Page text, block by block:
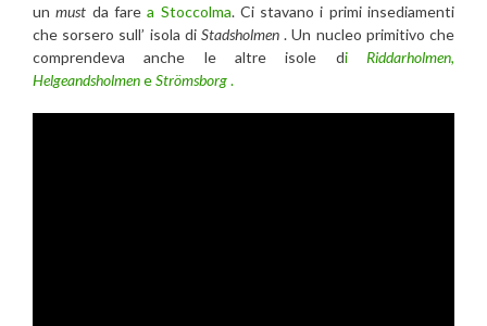
un must da farea Stoccolma. Ci stavano i primi insediamenti
che sorsero sull’ isola di Stadsholmen. Un nucleo primitivo che
comprendeva anche le altre isole di Riddarholmen,
HelgeandsholmeneStrömsborg.